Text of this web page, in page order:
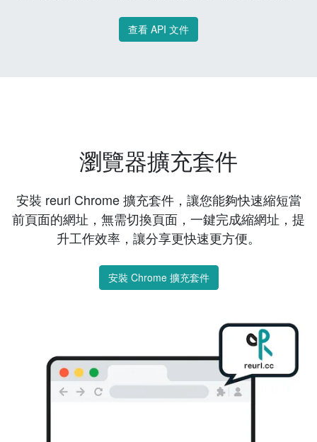
查看 API 文件
瀏覽器擴充套件
安裝 reurl Chrome 擴充套件，讓您能夠快速縮短當
前頁面的網址，無需切換頁面，一鍵完成縮網址，提
升工作效率，讓分享更快速更方便。
安裝 Chrome 擴充套件